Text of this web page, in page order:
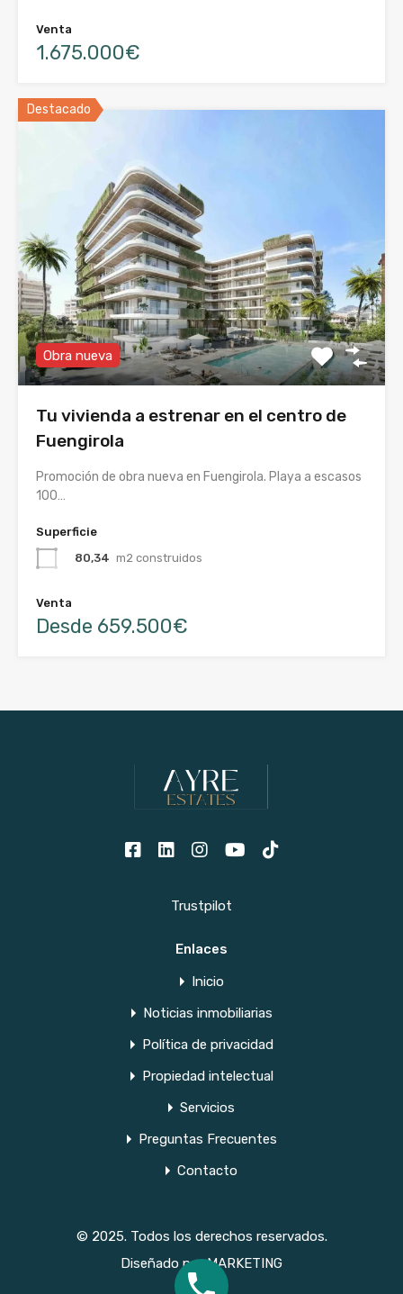
Venta
1.675.000€
Destacado
Obra nueva
Tu vivienda a estrenar en el centro de
Fuengirola
Promoción de obra nueva en Fuengirola. Playa a escasos
100…
Superficie
80,34 m2 construidos
Venta
Desde 659.500€
Trustpilot
Enlaces
Inicio
Noticias inmobiliarias
Política de privacidad
Propiedad intelectual
Servicios
Preguntas Frecuentes
Contacto
© 2025. Todos los derechos reservados.
Diseñado porMARKETING